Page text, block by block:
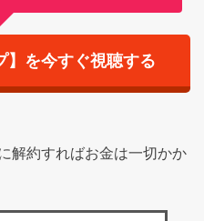
】を今すぐ視聴する
解約すればお金は一切かか